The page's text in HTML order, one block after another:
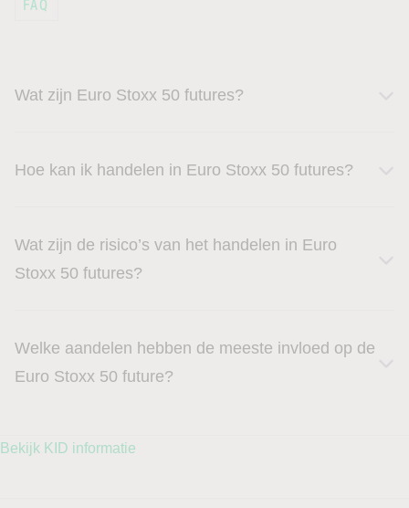
Wat zijn Euro Stoxx 50 futures?
Hoe kan ik handelen in Euro Stoxx 50 futures?
Wat zijn de risico’s van het handelen in Euro
Stoxx 50 futures?
Welke aandelen hebben de meeste invloed op de
Euro Stoxx 50 future?
Bekijk KID informatie